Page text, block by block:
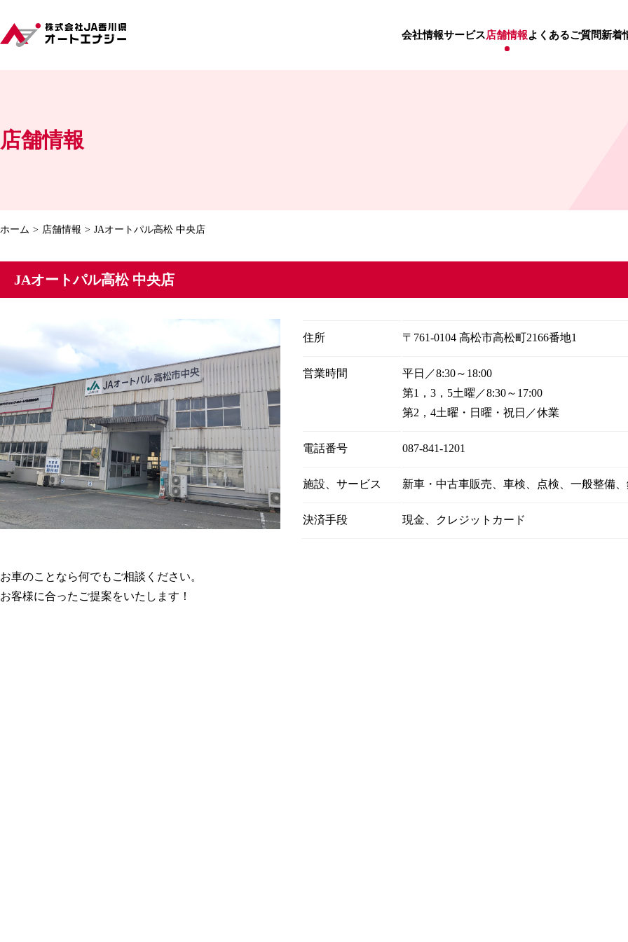
会社情報サービス店舗情報よくあるご質問新着
店舗情報
ホーム 店舗情報 JAオートパル高松 中央店
JAオートパル高松 中央店
住所 〒761-0104 高松市高松町2166番地1
営業時間
平日／8:30～18:00
第1，3，5土曜／8:30～17:00
第2，4土曜・日曜・祝日／休業
電話番号 087-841-1201
施設、 サービス 新車・中古車販売、車検、点検、一般整備
決済手段 現金、クレジットカード
お車のことなら何でもご相談ください。
お客様に合ったご提案をいたします！